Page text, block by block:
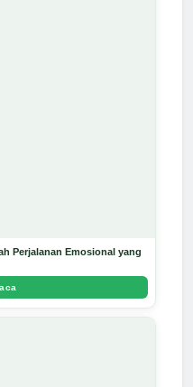
Perjalanan Emosional yang